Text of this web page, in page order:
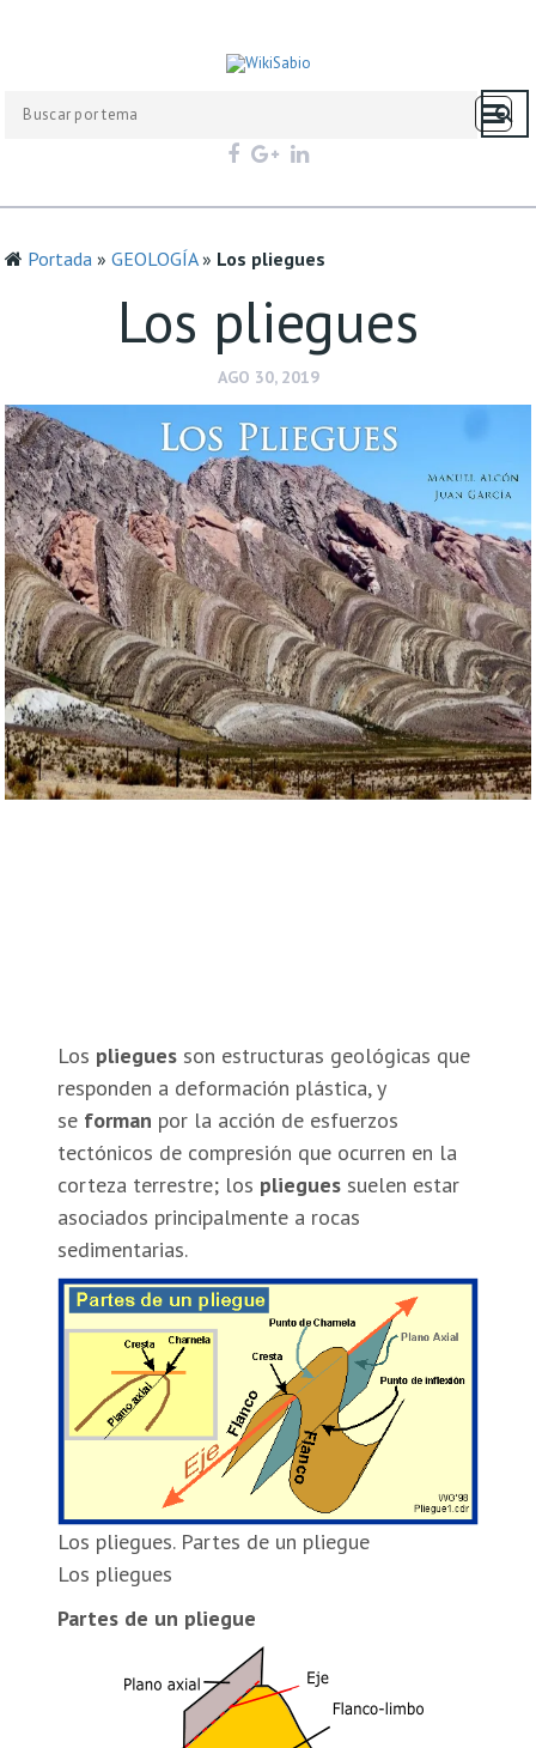
Portada »GEOLOGÍA» Los pliegues
Los pliegues
AGO 30, 2019
Los pliegues son estructuras geológicas que
responden a deformación plástica, y
se forman por la acción de esfuerzos
tectónicos de compresión que ocurren en la
corteza terrestre; los pliegues suelen estar
asociados principalmente a rocas
sedimentarias.
Los pliegues. Partes de un pliegue
Los pliegues
Partes de un pliegue